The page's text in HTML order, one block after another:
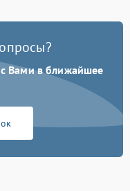
с Вами в ближайшее